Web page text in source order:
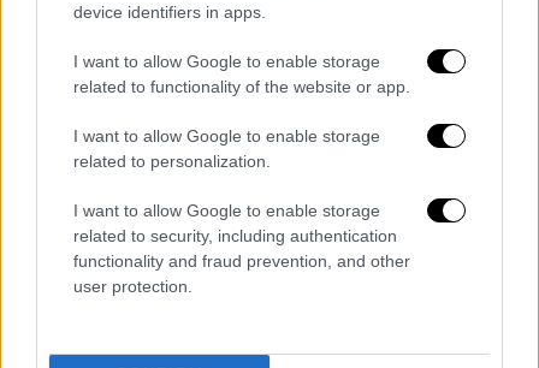
device identifiers in apps.
I want to allow Google to enable storage
related to functionality of the website or app.
I want to allow Google to enable storage
related to personalization.
I want to allow Google to enable storage
related to security, including authentication
functionality and fraud prevention, and other
user protection.
Η ΣΤΑ.ΣΥ υπογραμμίζει ότι για οποιοδήποτε
ζήτημα ανησυχίας οι επιβάτες μπορούν να
χρησιμοποιούν το σύστημα
ενδοεπικοινωνίας με τον οδηγό, το οποίο
βρίσκεται εγκατεστημένο μέσα στους
Σε ό,τι αφορά τη μυρωδιά καμένου που
αναφέρθηκε από επιβάτες, η εταιρεία εξηγεί
ότι μπορεί να εμφανιστεί σε ορισμένες
συρμών, όπως όταν αυξάνεται η θερμοκρασία